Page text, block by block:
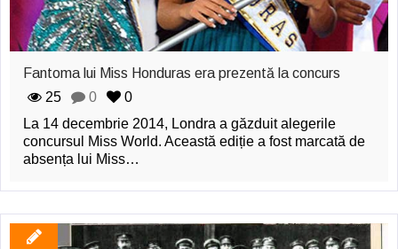
Fantoma lui Miss Honduras era prezentă la concurs
25
0
0
La 14 decembrie 2014, Londra a găzduit alegerile
concursul Miss World. Această ediție a fost marcată de
absența lui Miss…